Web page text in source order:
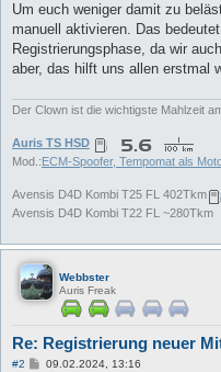
Um euch weniger damit zu
manuell aktivieren. Das
Registrierungsphase, da wir
aber, das hilft uns allen erstmal
Der Clown ist die wichtigste Mahlzeit
Auris TS HSD
Mod.:ECM-Spoofer, Tempomat als
Avensis D4D Kombi T25 FL 402Tkm
Avensis D4D Kombi T22 FL ~280Tkm
Webbster
Auris Freak
Re: Registrierung neuer
#2
B09.02.2024, 13:16